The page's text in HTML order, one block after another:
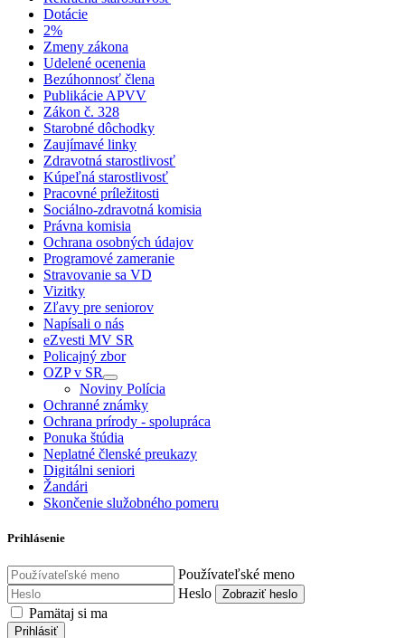
Dotácie
2%
Zmeny zákona
Udelené ocenenia
Bezúhonnosť člena
Publikácie APVV
Zákon č. 328
Starobné dôchodky
Zaujímavé linky
Zdravotná starostlivosť
Kúpeľná starostlivosť
Pracovné príležitosti
Sociálno-zdravotná komisia
Právna komisia
Ochrana osobných údajov
Programové zameranie
Stravovanie sa VD
Vizitky
Zľavy pre seniorov
Napísali o nás
eZvesti MV SR
Policajný zbor
OZP v SR
Noviny Polícia
Ochranné známky
Ochrana prírody - spolupráca
Ponuka štúdia
Neplatné členské preukazy
Digitálni seniori
Žandári
Skončenie služobného pomeru
Prihlásenie
Používateľské meno
Heslo
Zobraziť heslo
Pamätaj si ma
Prihlásiť